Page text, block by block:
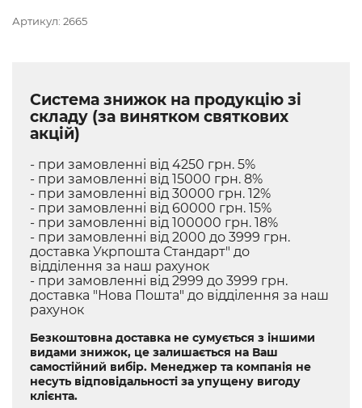
Артикул: 2665
Система знижок на продукцію зі
складу (за винятком святкових
акцій)
- при замовленні від 4250 грн. 5%
- при замовленні від 15000 грн. 8%
- при замовленні від 30000 грн. 12%
- при замовленні від 60000 грн. 15%
- при замовленні від 100000 грн. 18%
- при замовленні від 2000 до 3999 грн.
доставка Укрпошта Стандарт" до
відділення за наш рахунок
- при замовленні від 2999 до 3999 грн.
доставка "Нова Пошта" до відділення за наш
рахунок
Безкоштовна доставка не сумується з іншими
видами знижок, це залишається на Ваш
самостійний вибір. Менеджер та компанія не
несуть відповідальності за упущену вигоду
клієнта.